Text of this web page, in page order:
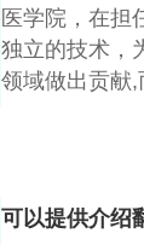
医学院，在担
独立的技术，
领域做出贡献
可以提供介绍